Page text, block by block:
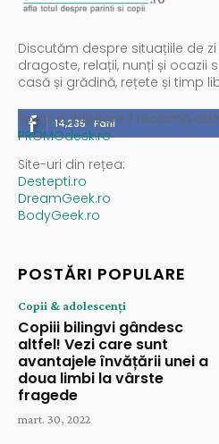
Discutăm despre situațiile de
dragoste, relații, nunți și ocazii
casă și grădină, rețete și timp
14,235 Fani
Spații publicitare / reclamă
PROMOdesk.ro
Site-uri din rețea:
Destepti.ro
DreamGeek.ro
BodyGeek.ro
POSTĂRI POPULARE
Copii & adolescenți
Copiii bilingvi gândesc
altfel! Vezi care sunt
avantajele învățării unei a
doua limbi la vârste
fragede
mart. 30, 2022